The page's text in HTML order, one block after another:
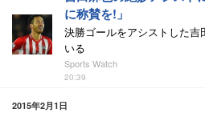
に称賛を!」
決勝ゴールをアシストした
いる
Sports Watch
20:39
2015年2月1日